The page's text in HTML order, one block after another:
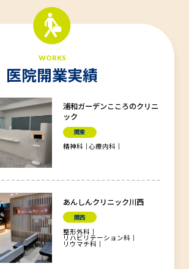
WORKS
医院開業実績
浦和ガーデンこころのクリニ
ック
関東
精神科 心療内科
あんしんクリニック川西
関西
整形外科
リハビリテーション科
リウマチ科